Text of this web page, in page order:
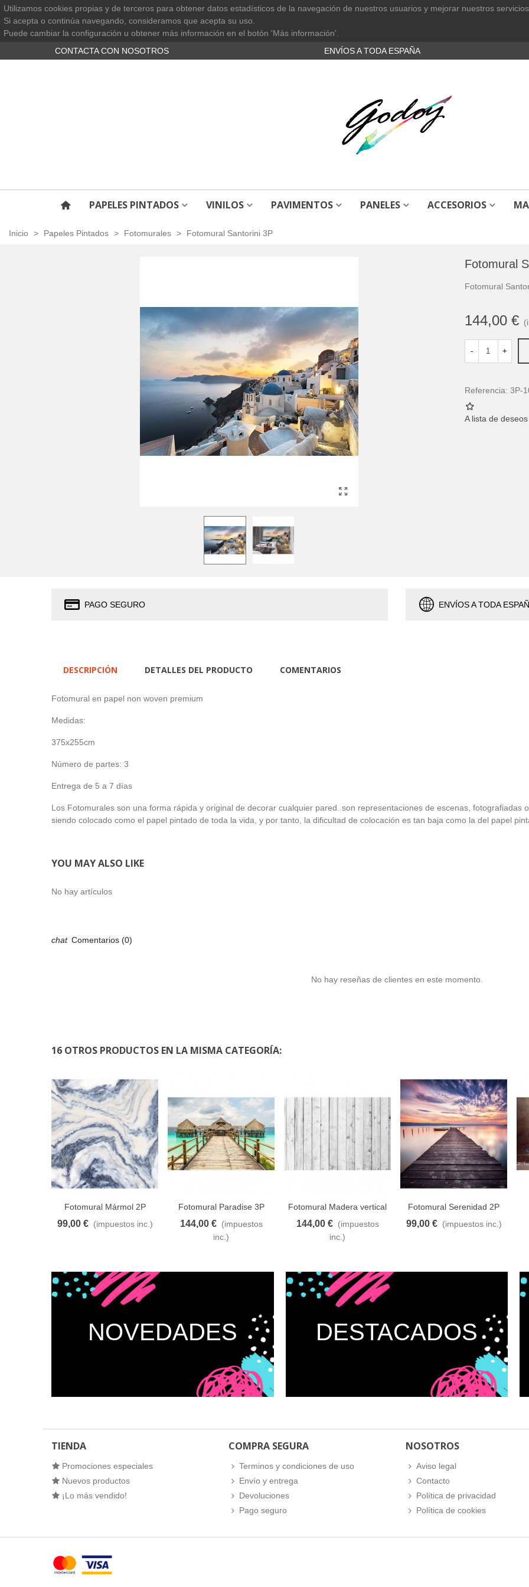
Utilizamos cookies propias y de terceros para obtener datos estadísticos de la navegación de nuestros usuarios y mejorar nuestros
Si acepta o continúa navegando, consideramos que acepta su uso.
Puede cambiar la configuración u obtener más información en el botón 'Más información'.
CONTACTA CON NOSOTROS
ENVÍOS A TODA ESPAÑA
PAPELES PINTADOS VINILOS PAVIMENTOS PANELES ACCESORIOS
Inicio > Papeles Pintados > Fotomurales > Fotomural Santorini 3P
Fotomural
Fotomural
144,00 €
- +
Referencia: 3P-
A lista de deseos
PAGO SEGURO ENVÍOS A TODA
DESCRIPCIÓN DETALLES DEL PRODUCTO COMENTARIOS
Fotomural en papel non woven premium
Medidas:
375x255cm
Número de partes: 3
Entrega de 5 a 7 días
Los Fotomurales son una forma rápida y original de decorar cualquier pared. son representaciones de escenas, fotografiadas
siendo colocado como el papel pintado de toda la vida, y por tanto, la dificultad de colocación es tan baja como la del papel
YOU MAY ALSO LIKE
No hay artículos
Comentarios (0)
No hay reseñas de clientes en este momento.
16 OTROS PRODUCTOS EN LA MISMA CATEGORÍA:
Añadir al carrito A lista de deseos
Fotomural Mármol 2P
99,00 € (impuestos inc.) Añadir al carrito A lista de deseos
Fotomural Paradise 3P
144,00 € (impuestos
inc.)
Añadir al carrito A lista de deseos
Fotomural Madera vertical
3P
144,00 € (impuestos
inc.)
Añadir al carrito A lista de deseos
Fotomural Serenidad 2P
99,00 € (impuestos inc.)
NOVEDADES DESTACADOS
TIENDA
Promociones especiales
Nuevos productos
¡Lo más vendido!
COMPRA SEGURA
Terminos y condiciones de uso
Envío y entrega
Devoluciones
Pago seguro
NOSOTROS
Aviso legal
Contacto
Política de privacidad
Política de cookies